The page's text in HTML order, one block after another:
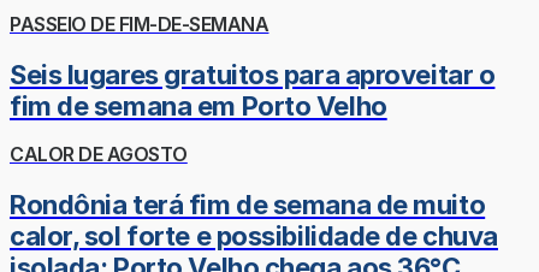
PASSEIO DE FIM-DE-SEMANA
Seis lugares gratuitos para aproveitar o
fim de semana em Porto Velho
CALOR DE AGOSTO
Rondônia terá fim de semana de muito
calor, sol forte e possibilidade de chuva